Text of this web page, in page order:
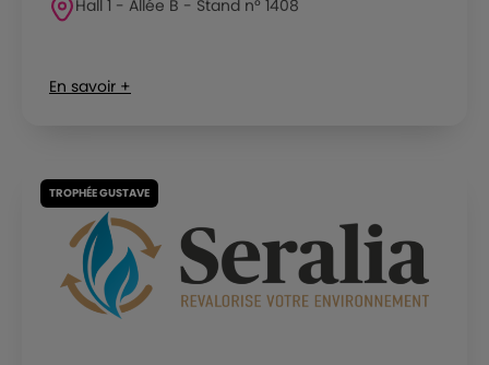
Hall 1 - Allée B - Stand n° 1408
En savoir +
TROPHÉE GUSTAVE